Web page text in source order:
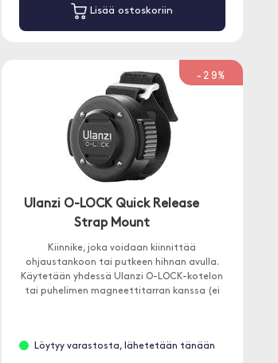
Lisää ostoskoriin
-29%
Ulanzi O-LOCK Quick Release
Strap Mount
Kiinnike, joka voidaan kiinnittää
ohjaustankoon tai putkeen hihnan avulla.
Käytetään yhdessä Ulanzi O-LOCK-kotelon
tai puhelimen magneettitarran kanssa (ei
Löytyy varastosta, lähetetään tänään